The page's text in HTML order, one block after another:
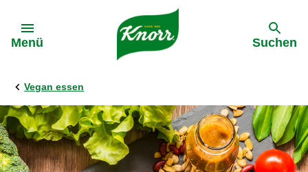
Menü Suchen
Vegan essen